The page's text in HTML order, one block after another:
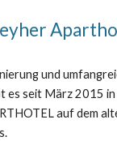
und
es seit März 2015
auf dem